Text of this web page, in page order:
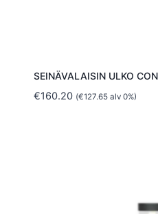
SEINÄVALAISIN ULKO
€160.20 (€127.65alv 0%)